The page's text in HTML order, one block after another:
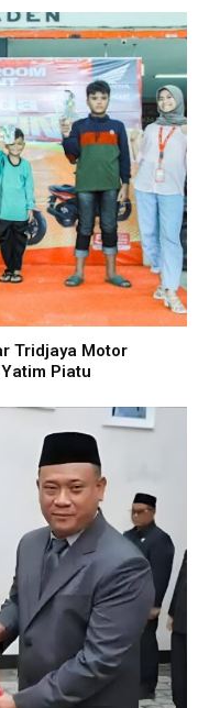
Tridjaya Motor
Piatu